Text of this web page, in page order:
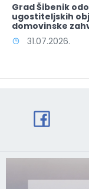
Grad Šibenik
ugostiteljskih
domovinske
31.07.2026.